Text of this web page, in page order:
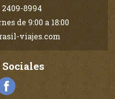
2409-8994
de 9:00 a 18:00
viajes.com
Sociales